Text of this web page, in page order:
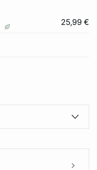
25,99 €